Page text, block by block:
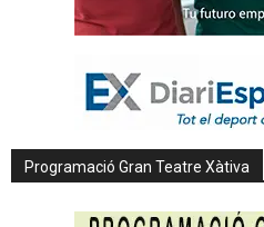
Programació Gran Teatre Xàtiva